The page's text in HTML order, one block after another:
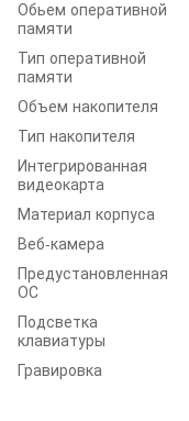
Обьем оперативной
памяти
Тип оперативной
памяти
Объем накопителя
Тип накопителя
Интегрированная
видеокарта
Материал корпуса
Веб-камера
Предустановленная
ОС
Подсветка
клавиатуры
Гравировка